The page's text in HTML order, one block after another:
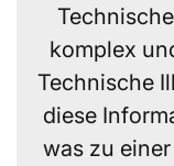
komplex
Technische
diese
was zu